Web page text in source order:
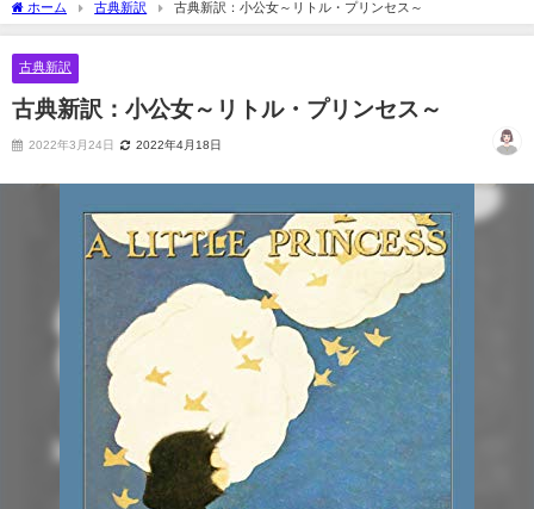
ホーム 古典新訳 古典新訳：小公女～リトル・プリンセス～
古典新訳
古典新訳：小公女～リトル・プリンセス～
2022年3月24日 2022年4月18日